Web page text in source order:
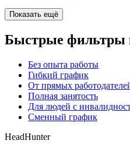
Показать ещё
Быстрые фильтры
Без опыта работы
Гибкий график
От прямых
Полная занятость
Для людей с
Сменный график
HeadHunter